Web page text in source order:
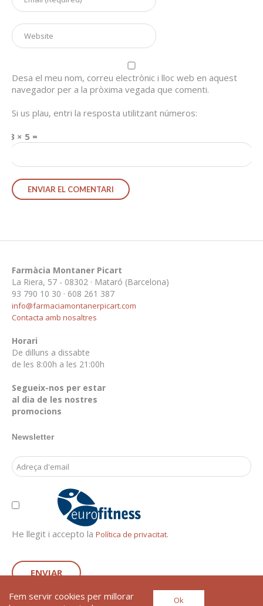
Desa el meu nom, correu electrònic i lloc web en aquest
navegador per a la pròxima vegada que comenti.
Si us plau, entri la resposta utilitzant números:
3 × 5 =
Farmàcia Montaner Picart
La Riera, 57 - 08302 · Mataró (Barcelona)
93 790 10 30 · 608 261 387
info@farmaciamontanerpicart.com
Contacta amb nosaltres
Horari
De dilluns a dissabte
de les 8:00h a les 21:00h
Segueix-nos per estar
al dia de les nostres
promocions
Newsletter
He llegit i accepto laPolítica de privacitat.
ENVIAR
Fem servir cookies per millorar
Ok